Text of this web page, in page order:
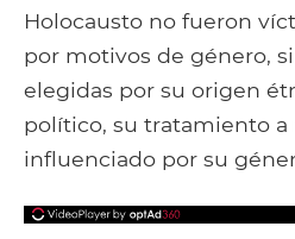
Holocausto no fueron
por motivos de género,
elegidas por su origen
político, su tratamiento
influenciado por su